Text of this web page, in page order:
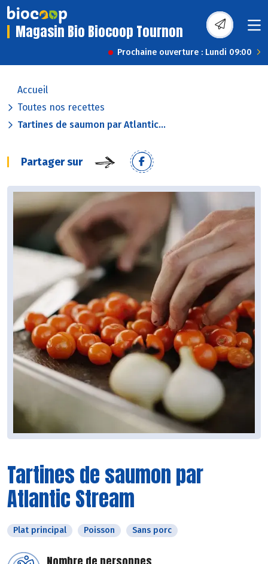
Magasin Bio Biocoop Tournon
Prochaine ouverture : Lundi 09:00
Accueil
Toutes nos recettes
Tartines de saumon par Atlantic...
Partager sur
Tartines de saumon par
Atlantic Stream
Plat principal Poisson Sans porc